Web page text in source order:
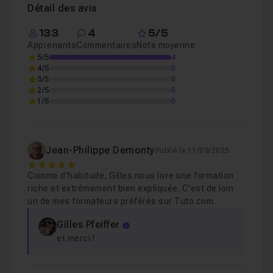
Détail des avis
133
Apprenants
4
Commentaires
5/5
Note moyenne
5/5
4
4/5
0
3/5
0
2/5
0
1/5
0
Jean-Philippe Demonty Publié le 11/09/2025
5
Comme d'habitude, Gilles nous livre une formation
riche et extrêmement bien expliquée. C'est de loin
un de mes formateurs préférés sur Tuto.com.
Gilles Pfeiffer
et merci !